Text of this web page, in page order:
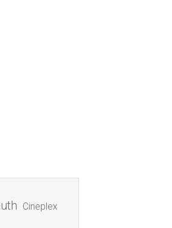
Cineplex